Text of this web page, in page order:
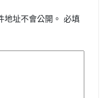
址不會公開。 必填